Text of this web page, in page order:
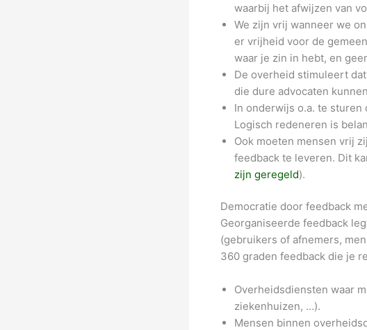
waarbij het afwijzen van
We zijn vrij wanneer we
er vrijheid voor de
waar je zin in hebt, en
De overheid stimuleert
die dure advocaten
In onderwijs o.a. te
Logisch redeneren is
Ook moeten mensen vrij
feedback te leveren. Dit
zijn geregeld).
Democratie door feedback
Georganiseerde feedback
(gebruikers of afnemers,
360 graden feedback die je
Overheidsdiensten waar
ziekenhuizen, …).
Mensen binnen